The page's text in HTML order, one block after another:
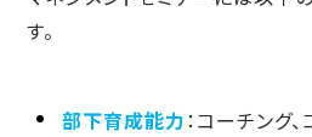
す。
部下育成能力：コーチング